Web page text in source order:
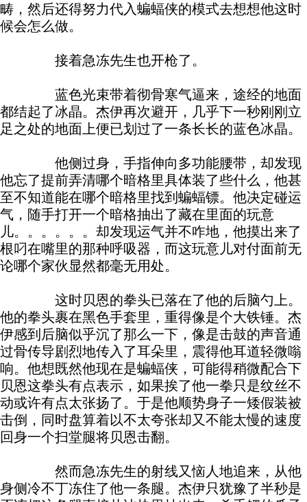
畴，然后还得努力代入蝙蝠侠的模式去想想他这时
候会怎么做。
接着急冻先生也开枪了。
蓝色光束带着彻骨寒气逼来，途经的地面
都结起了冰晶。杰伊再次避开，几乎下一秒刚刚立
足之处的地面上便已划过了一条长长的蓝色冰晶。
他侧过身，手指伸向多功能腰带，却发现
他忘了提前弄清哪个暗格里具体装了些什么，他甚
至不知道能在哪个暗格里找到蝙蝠镖。他决定碰运
气，随手打开一个暗格抽出了藏在里面的玩意
儿。。。。。。却发现运气并不咋地，他摸出来了
根叼在嘴里的那种呼吸器，而这玩意儿对付面前无
论哪个家伙显然都毫无用处。
这时贝恩的拳头已落在了他的后脑勺上。
他的拳头裹在黑色手套里，重得像是个大铁锤。杰
伊感到后脑似乎沉了那么一下，像是击鼓的声音通
过骨传导剧烈地传入了耳朵里，震得他耳道轻微嗡
响。他想既然他现在是蝙蝠侠，可能得稍微配合下
贝恩这拳头有点表示，如果挨了他一拳只是纹丝不
动或许有点太张扬了。于是他顺势身子一矮假装被
击倒，同时盘算着以不太夸张却又不能太慢的速度
回身一个扫堂腿将贝恩击翻。
然而急冻先生的射线又恼人地追来，从他
身侧冷不丁冻住了他一条腿。杰伊只犹豫了半秒是